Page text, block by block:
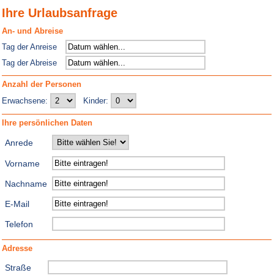
Ihre Urlaubsanfrage
An- und Abreise
Tag der Anreise
Tag der Abreise
Anzahl der Personen
Erwachsene:
Kinder:
Ihre persönlichen Daten
Anrede
Vorname
Nachname
E-Mail
Telefon
Adresse
Straße